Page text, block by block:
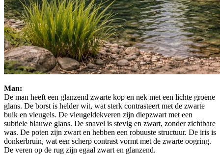
Man:
De man heeft een glanzend zwarte kop en nek met een lichte groene
glans. De borst is helder wit, wat sterk contrasteert met de zwarte
buik en vleugels. De vleugeldekveren zijn diepzwart met een
subtiele blauwe glans. De snavel is stevig en zwart, zonder zichtbare
was. De poten zijn zwart en hebben een robuuste structuur. De iris is
donkerbruin, wat een scherp contrast vormt met de zwarte oogring.
De veren op de rug zijn egaal zwart en glanzend.